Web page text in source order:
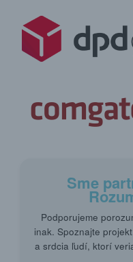
Sme
Podporujeme
inak. Spoznajte
a srdcia ľudí, ktorí